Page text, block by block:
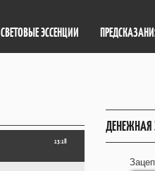
СВЕТОВЫЕ ЭССЕНЦИИ
13:18
ДЕНЕЖНАЯ